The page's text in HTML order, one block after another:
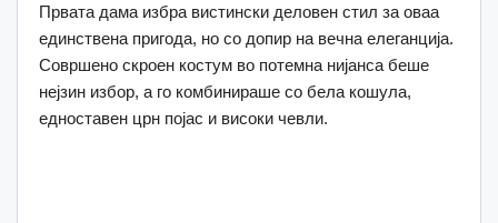
Првата дама избра вистински деловен стил за оваа
единствена пригода, но со допир на вечна елеганција.
Совршено скроен костум во потемна нијанса беше
нејзин избор, а го комбинираше со бела кошула,
едноставен црн појас и високи чевли.